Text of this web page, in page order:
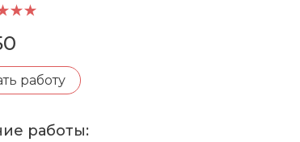
работу
работы: